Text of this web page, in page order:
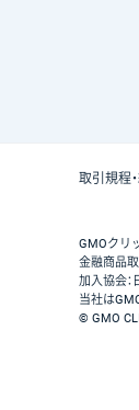
取引規程
GMOクリ
金融商品
加入協会
当社は
© GMO